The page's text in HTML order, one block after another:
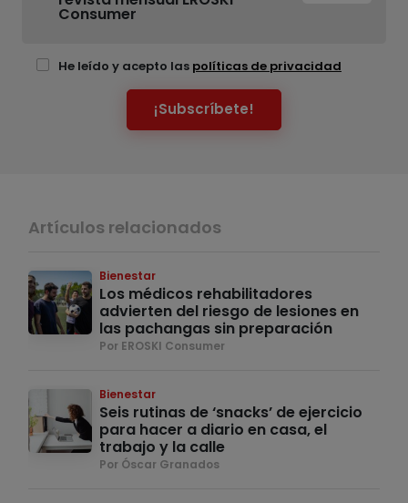
Consumer
He leído y acepto las políticas de privacidad
¡Subscríbete!
Artículos relacionados
Bienestar
Los médicos rehabilitadores
advierten del riesgo de lesiones en
las pachangas sin preparación
Por EROSKI Consumer
Bienestar
Seis rutinas de ‘snacks’ de ejercicio
para hacer a diario en casa, el
trabajo y la calle
Por Óscar Granados